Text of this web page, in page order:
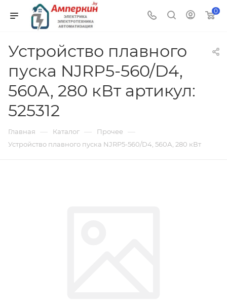
0
Устройство плавного
пуска NJRP5-560/D4,
560А, 280 кВт артикул:
525312
Главная — Каталог — Прочее —
Устройство плавного пуска NJRP5-560/D4, 560А, 280 кВт